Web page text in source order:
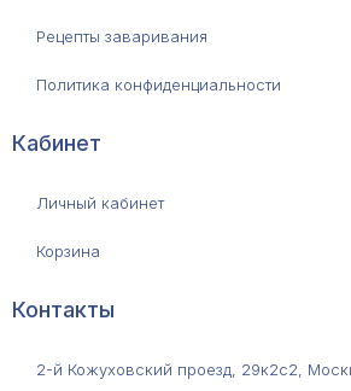
Рецепты заваривания
Политика конфиденциальности
Кабинет
Личный кабинет
Корзина
Контакты
2-й Кожуховский проезд, 29к2с2,